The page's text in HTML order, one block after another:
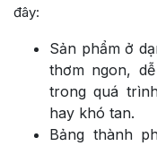
đây:
Sản phẩm ở
thơm ngon,
trong quá
hay khó tan.
Bảng thành